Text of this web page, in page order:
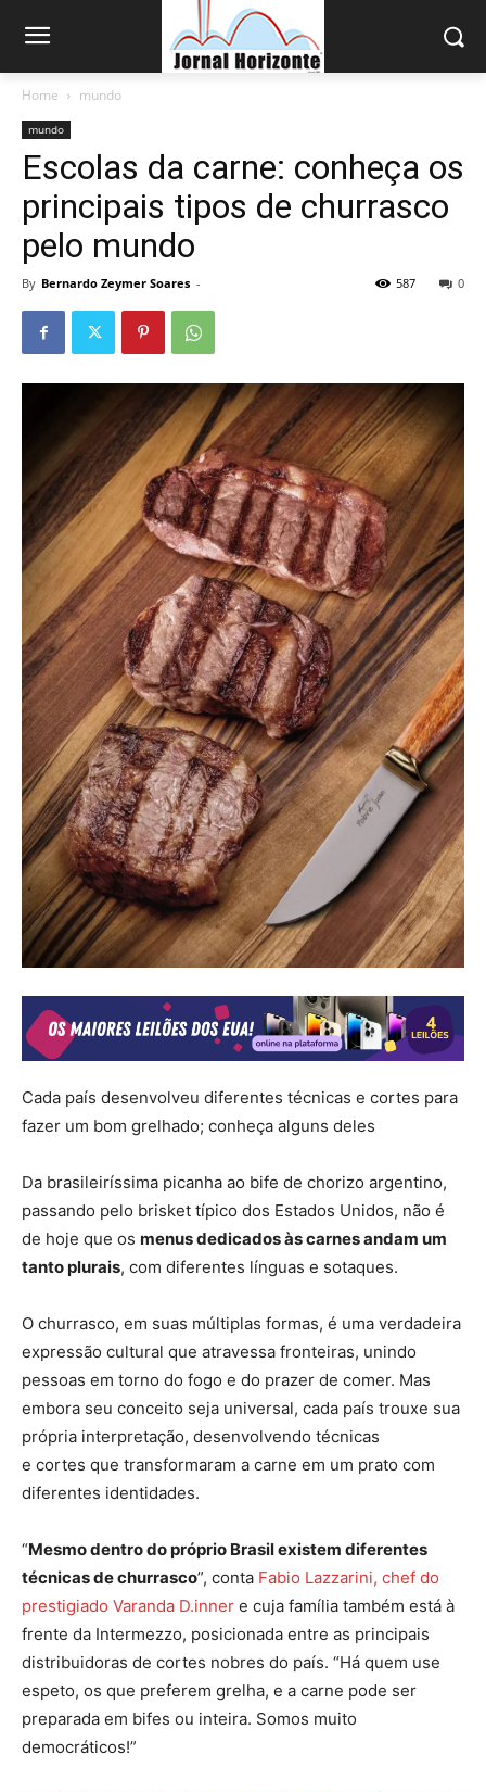
Home mundo
mundo
Escolas da carne: conheça os
principais tipos de churrasco
pelo mundo
By Bernardo Zeymer Soares - 0
587
Cada país desenvolveu diferentes técnicas e cortes para
fazer um bom grelhado; conheça alguns deles
Da brasileiríssima picanha ao bife de chorizo argentino,
passando pelo brisket típico dos Estados Unidos, não é
de hoje que os menus dedicados às carnes andam um
tanto plurais, com diferentes línguas e sotaques.
O churrasco, em suas múltiplas formas, é uma verdadeira
expressão cultural que atravessa fronteiras, unindo
pessoas em torno do fogo e do prazer de comer. Mas
embora seu conceito seja universal, cada país trouxe sua
própria interpretação, desenvolvendo técnicas
e cortes que transformaram a carne em um prato com
diferentes identidades.
“Mesmo dentro do próprio Brasil existem diferentes
técnicas de churrasco”, conta Fabio Lazzarini, chef do
prestigiado Varanda D.inner e cuja família também está à
frente da Intermezzo, posicionada entre as principais
distribuidoras de cortes nobres do país. “Há quem use
espeto, os que preferem grelha, e a carne pode ser
preparada em bifes ou inteira. Somos muito
democráticos!”